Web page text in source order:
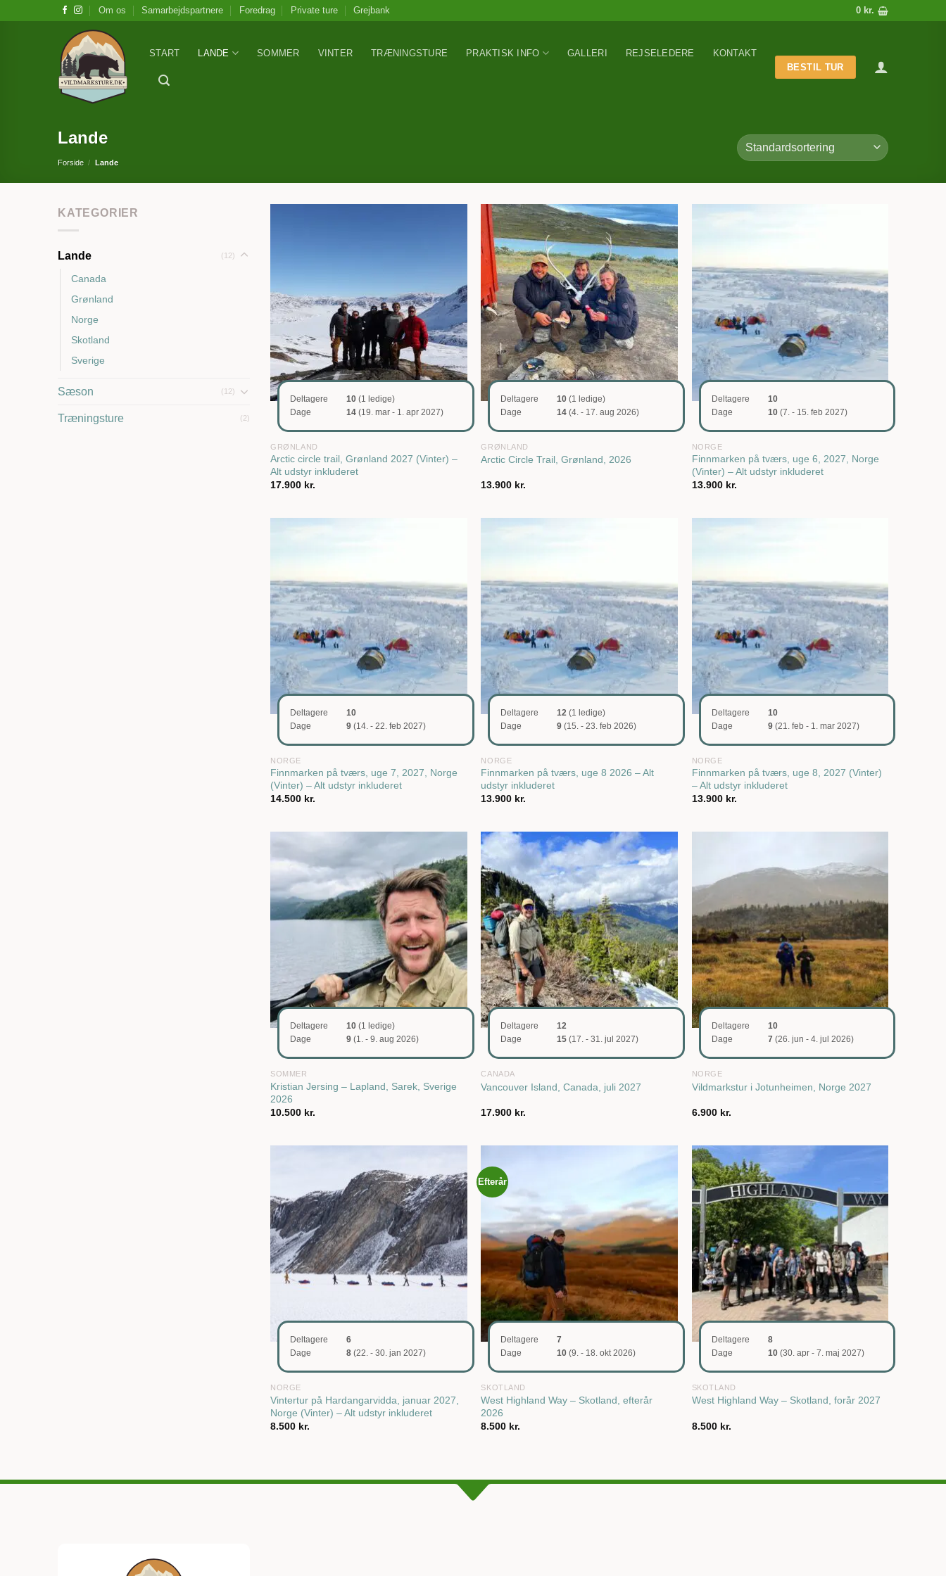
Om os Samarbejdspartnere Foredrag Private ture Grejbank 0 kr.
START LANDE SOMMER VINTER TRÆNINGSTURE PRAKTISK INFO GALLERI REJSELEDERE
KONTAKT
BESTIL TUR
Lande
Forside / Lande
KATEGORIER
Lande (12)
Canada
Grønland
Norge
Skotland
Sverige
Sæson (12)
Træningsture (2)
Deltagere 10 (1 ledige)
Dage
14 (19. mar - 1. apr 2027)
GRØNLAND
Arctic circle trail, Grønland 2027 (Vinter) –
Alt udstyr inkluderet
17.900 kr.
Deltagere 10 (1 ledige)
Dage
14 (4. - 17. aug 2026)
GRØNLAND
Arctic Circle Trail, Grønland, 2026
13.900 kr.
Deltagere
10
Dage
10 (7. - 15. feb 2027)
NORGE
Finnmarken på tværs, uge 6, 2027, Norge
(Vinter) – Alt udstyr inkluderet
13.900 kr.
Deltagere
10
Dage
9 (14. - 22. feb 2027)
NORGE
Finnmarken på tværs, uge 7, 2027, Norge
(Vinter) – Alt udstyr inkluderet
14.500 kr.
Deltagere 12 (1 ledige)
Dage
9 (15. - 23. feb 2026)
NORGE
Finnmarken på tværs, uge 8 2026 – Alt
udstyr inkluderet
13.900 kr.
Deltagere
10
Dage
9 (21. feb - 1. mar 2027)
NORGE
Finnmarken på tværs, uge 8, 2027 (Vinter)
– Alt udstyr inkluderet
13.900 kr.
Deltagere 10 (1 ledige)
Dage
9 (1. - 9. aug 2026)
SOMMER
Kristian Jersing – Lapland, Sarek, Sverige
2026
10.500 kr.
Deltagere
12
Dage
15 (17. - 31. jul 2027)
CANADA
Vancouver Island, Canada, juli 2027
17.900 kr.
Deltagere
10
Dage
7 (26. jun - 4. jul 2026)
NORGE
Vildmarkstur i Jotunheimen, Norge 2027
6.900 kr.
Deltagere
6
Dage
8 (22. - 30. jan 2027)
NORGE
Vintertur på Hardangarvidda, januar 2027,
Norge (Vinter) – Alt udstyr inkluderet
8.500 kr.
Efterår
Deltagere
7
Dage
10 (9. - 18. okt 2026)
SKOTLAND
West Highland Way – Skotland, efterår
2026
8.500 kr.
Deltagere
8
Dage
10 (30. apr - 7. maj 2027)
SKOTLAND
West Highland Way – Skotland, forår 2027
8.500 kr.